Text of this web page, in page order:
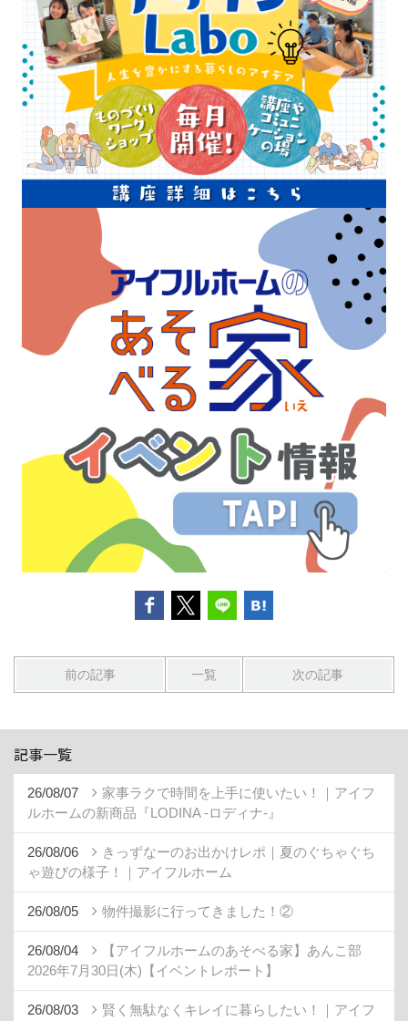
前の記事 一覧 次の記事
記事一覧
26/08/07
家事ラクで時間を上手に使いたい！｜アイフ
ルホームの新商品『LODINA -ロディナ-』
26/08/06
きっずなーのお出かけレポ｜夏のぐちゃぐち
ゃ遊びの様子！｜アイフルホーム
26/08/05 物件撮影に行ってきました！②
26/08/04
【アイフルホームのあそべる家】あんこ部
2026年7月30日(木)【イベントレポート】
26/08/03
賢く無駄なくキレイに暮らしたい！｜アイフ